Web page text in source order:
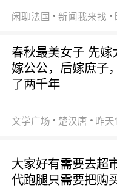
闲聊法国 新闻我来找
春秋最美女子 先嫁
嫁公公，后嫁庶子
了两千年
文学广场 楚汉唐 昨
大家好有需要去超
代跑腿只需要把购